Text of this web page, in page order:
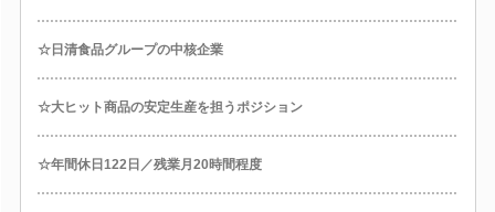
☆日清食品グループの中核企業
☆大ヒット商品の安定生産を担うポジション
☆年間休日122日／残業月20時間程度